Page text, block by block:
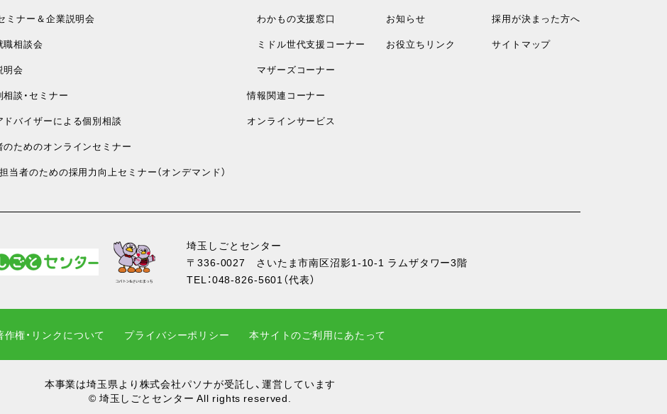
ミナー＆企業説明会
相談会
会
談・セミナー
バイザーによる個別相談
ためのオンラインセミナー
当者のための採用力向上セミナー（オンデマンド）
わかもの支援窓口
ミドル世代支援コーナー
マザーズコーナー
情報関連コーナー
オンラインサービス
お知らせ
お役立ちリンク
採用が決まった方へ
サイトマップ
埼玉しごとセンター
〒336-0027 さいたま市南区沼影1-10-1 ラムザタワー3階
TEL：048-826-5601（代表）
作権・リンクについて プライバシーポリシー 本サイトのご利用にあたって
本事業は埼玉県より株式会社パソナが受託し、運営しています
© 埼玉しごとセンター All rights reserved.